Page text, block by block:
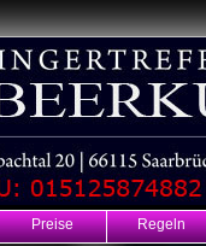
Preise Regeln